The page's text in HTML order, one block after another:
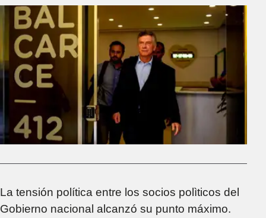
La tensión política entre los socios polìticos del
Gobierno nacional alcanzó su punto máximo.